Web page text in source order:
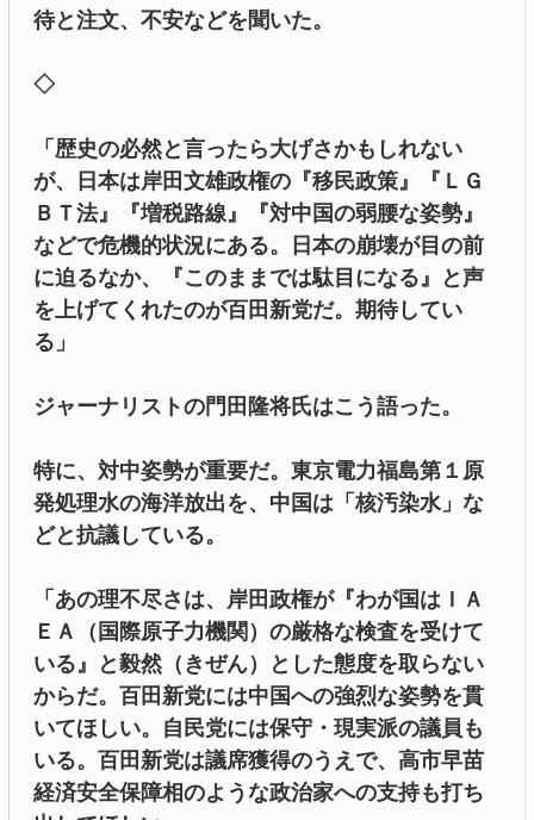
待と注文、不安などを聞いた。
◇
「歴史の必然と言ったら大げさかもしれない
が、日本は岸田文雄政権の『移民政策』『ＬＧ
ＢＴ法』『増税路線』『対中国の弱腰な姿勢』
などで危機的状況にある。日本の崩壊が目の前
に迫るなか、『このままでは駄目になる』と声
を上げてくれたのが百田新党だ。期待してい
る」
ジャーナリストの門田隆将氏はこう語った。
特に、対中姿勢が重要だ。東京電力福島第１原
発処理水の海洋放出を、中国は「核汚染水」な
どと抗議している。
「あの理不尽さは、岸田政権が『わが国はＩＡ
ＥＡ（国際原子力機関）の厳格な検査を受けて
いる』と毅然（きぜん）とした態度を取らない
からだ。百田新党には中国への強烈な姿勢を貫
いてほしい。自民党には保守・現実派の議員も
いる。百田新党は議席獲得のうえで、高市早苗
経済安全保障相のような政治家への支持も打ち